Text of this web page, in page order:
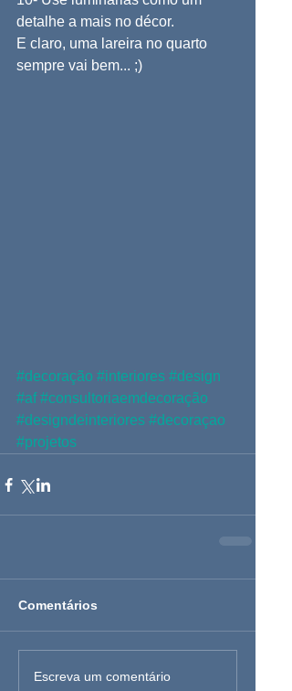
detalhe a mais no décor.
E claro, uma lareira no quarto
sempre vai bem... ;)
#decoração #interiores #design
#af #consultoriaemdecoração
#designdeinteriores #decoraçao
#projetos
Comentários
Escreva um comentário